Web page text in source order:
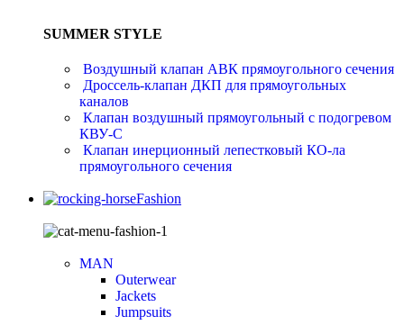
SUMMER STYLE
Воздушный клапан АВК прямоугольного сечения
Дроссель-клапан ДКП для прямоугольных
каналов
Клапан воздушный прямоугольный с подогревом
КВУ-С
Клапан инерционный лепестковый КО-ла
прямоугольного сечения
Fashion
MAN
Outerwear
Jackets
Jumpsuits